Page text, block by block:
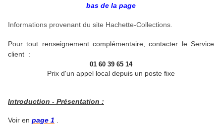
bas de la page
Informations provenant du site Hachette-Collections.
Pour tout renseignement complémentaire, contacter le Service
client :
01 60 39 65 14
Prix d'un appel local depuis un poste fixe
Introduction - Présentation :
Voir en page 1